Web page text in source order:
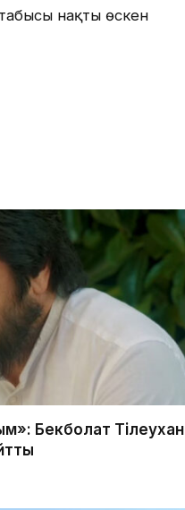
нақты өскен
Бекболат Тілеухан